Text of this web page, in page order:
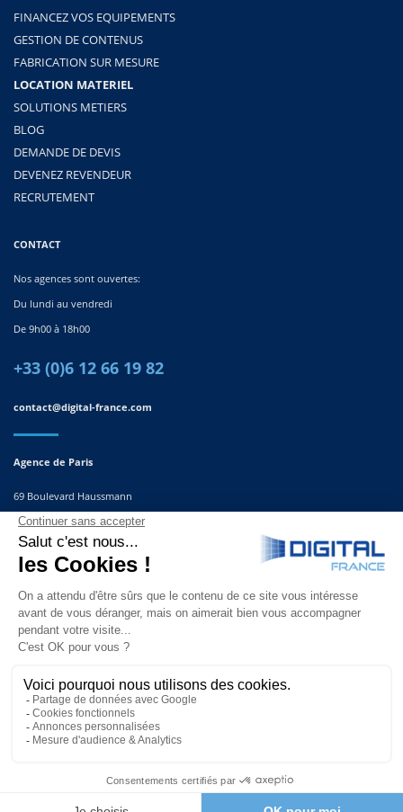
FINANCEZ VOS EQUIPEMENTS
GESTION DE CONTENUS
FABRICATION SUR MESURE
LOCATION MATERIEL
SOLUTIONS METIERS
BLOG
DEMANDE DE DEVIS
DEVENEZ REVENDEUR
RECRUTEMENT
CONTACT
Nos agences sont ouvertes:
Du lundi au vendredi
De 9h00 à 18h00
+33 (0)6 12 66 19 82
contact@digital-france.com
Agence de Paris
69 Boulevard Haussmann
75008, Paris
France
Agence du Sud-Est
291 Rue Albert Caquot
06560 Valbonne
Tous droits réservés.